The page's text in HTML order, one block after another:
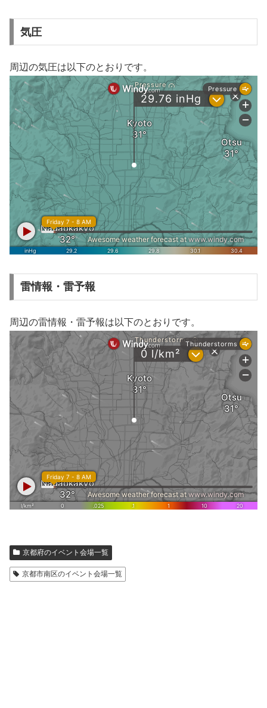
気圧
周辺の気圧は以下のとおりです。
雷情報・雷予報
周辺の雷情報・雷予報は以下のとおりです。
京都府のイベント会場一覧
京都市南区のイベント会場一覧